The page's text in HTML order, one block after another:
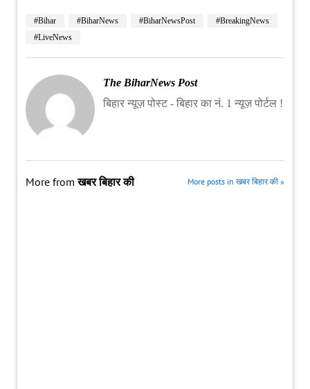
#Bihar #BiharNews #BiharNewsPost
#BreakingNews
#LiveNews
The BiharNews Post
बिहार न्यूज़ पोस्ट - बिहार का नं. 1 न्यूज़ पोर्टल !
More fromखबर बिहार की More posts in खबर बिहार की »